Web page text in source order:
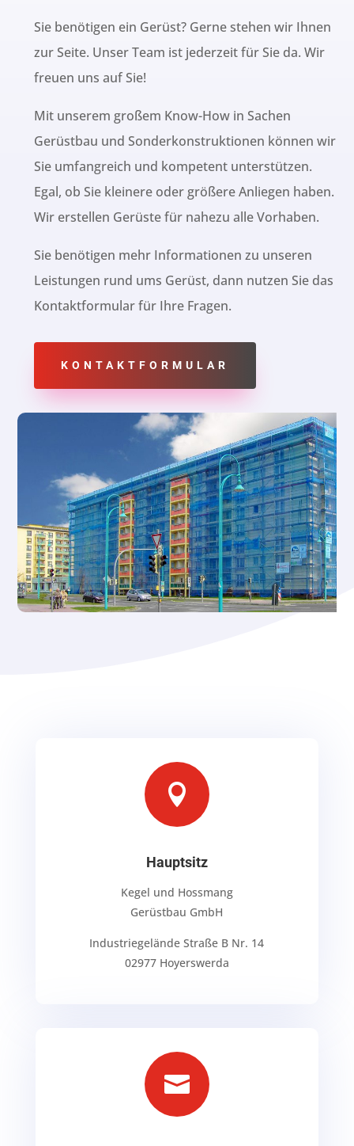
Sie benötigen ein Gerüst? Gerne stehen wir Ihnen
zur Seite. Unser Team ist jederzeit für Sie da. Wir
freuen uns auf Sie!
Mit unserem großem Know-How in Sachen
Gerüstbau und Sonderkonstruktionen können wir
Sie umfangreich und kompetent unterstützen.
Egal, ob Sie kleinere oder größere Anliegen haben.
Wir erstellen Gerüste für nahezu alle Vorhaben.
Sie benötigen mehr Informationen zu unseren
Leistungen rund ums Gerüst, dann nutzen Sie das
Kontaktformular für Ihre Fragen.
KONTAKTFORMULAR

Hauptsitz
Kegel und Hossmang
Gerüstbau GmbH
Industriegelände Straße B Nr. 14
02977 Hoyerswerda
